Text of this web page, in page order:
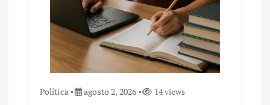
Política agosto 2, 2026 14 views